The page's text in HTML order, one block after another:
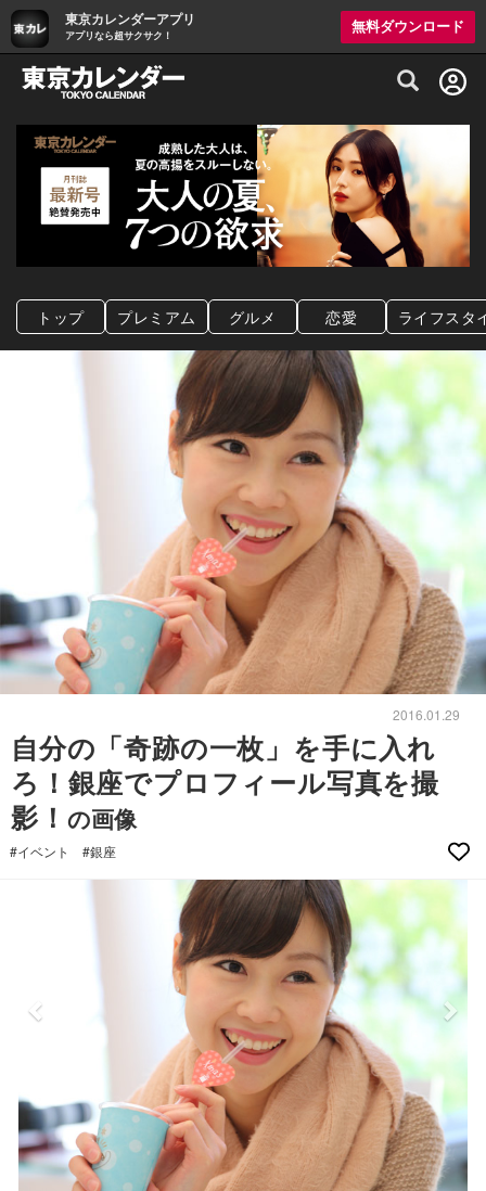
東京カレンダーアプリ
アプリなら超サクサク！
無料ダウンロード
グルメ情報・プレミアムレストラン予約
トップ プレミアム グルメ 恋愛 ライフスタ
2016.01.29
自分の「奇跡の一枚」を手に入れ
ろ！銀座でプロフィール写真を撮
影！ の画像
#イベント #銀座